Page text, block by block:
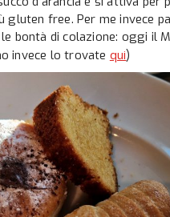
gluten free. Per me invece
bontà di colazione: oggi il
invece lo trovate qui)